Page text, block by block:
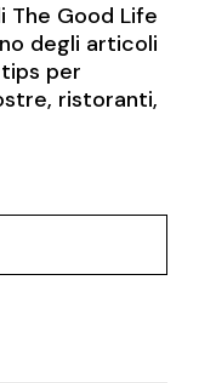
The Good Life
degli articoli
per
ristoranti,